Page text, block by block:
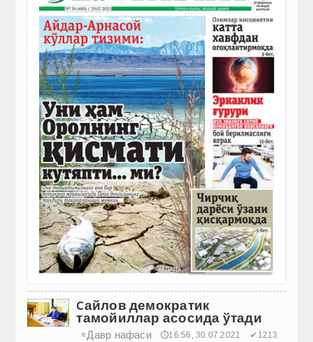
Cайлов демократик
тамойиллар асосида ўтади
≡Давр нафаси 🕔16:56, 30.07.2021 ✔1213